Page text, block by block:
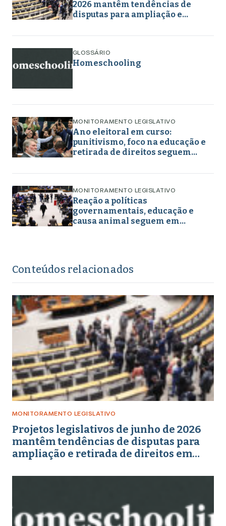
2026 mantêm tendências de
disputas para ampliação e
gênero, educação e
GLOSSÁRIO
Homeschooling
MONITORAMENTO LEGISLATIVO
Ano eleitoral em curso:
punitivismo, foco na educação e
retirada de direitos seguem
2026
MONITORAMENTO LEGISLATIVO
Reação a políticas
governamentais, educação e
causa animal seguem em
Conteúdos relacionados
MONITORAMENTO LEGISLATIVO
Projetos legislativos de junho de 2026
mantêm tendências de disputas para
ampliação e retirada de direitos em
enfrentamento a crimes